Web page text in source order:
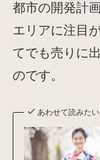
都市の開発計
エリアに注目
てでも売りに
のです。
あわせて読みたい